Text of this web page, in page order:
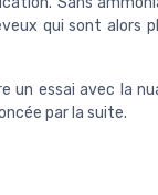
qui sont alors
un essai avec la
par la suite.